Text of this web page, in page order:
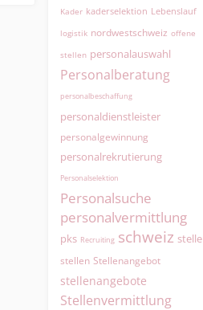
Kader kaderselektion Lebenslauf
logistik nordwestschweiz offene
stellen personalauswahl
Personalberatung
personalbeschaffung
personaldienstleister
personalgewinnung
personalrekrutierung
Personalselektion
Personalsuche
personalvermittlung
pks Recruiting schweiz stelle
stellen Stellenangebot
stellenangebote
Stellenvermittlung